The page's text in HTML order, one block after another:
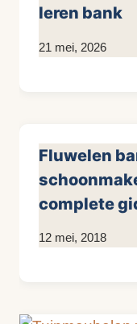
leren bank
Door
21 mei, 2026
Fluwelen
complete
Door
12 mei, 2018